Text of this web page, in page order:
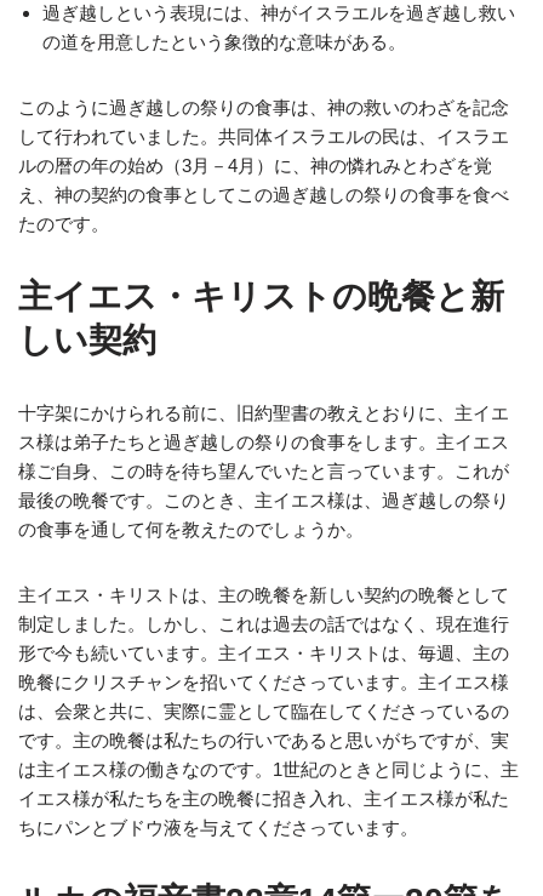
過ぎ越しという表現には、神がイスラエルを過ぎ越し救い
の道を用意したという象徴的な意味がある。
このように過ぎ越しの祭りの食事は、神の救いのわざを記念
して行われていました。共同体イスラエルの民は、イスラエ
ルの暦の年の始め（3月－4月）に、神の憐れみとわざを覚
え、神の契約の食事としてこの過ぎ越しの祭りの食事を食べ
たのです。
主イエス・キリストの晩餐と新
しい契約
十字架にかけられる前に、旧約聖書の教えとおりに、主イエ
ス様は弟子たちと過ぎ越しの祭りの食事をします。主イエス
様ご自身、この時を待ち望んでいたと言っています。これが
最後の晩餐です。このとき、主イエス様は、過ぎ越しの祭り
の食事を通して何を教えたのでしょうか。
主イエス・キリストは、主の晩餐を新しい契約の晩餐として
制定しました。しかし、これは過去の話ではなく、現在進行
形で今も続いています。主イエス・キリストは、毎週、主の
晩餐にクリスチャンを招いてくださっています。主イエス様
は、会衆と共に、実際に霊として臨在してくださっているの
です。主の晩餐は私たちの行いであると思いがちですが、実
は主イエス様の働きなのです。1世紀のときと同じように、主
イエス様が私たちを主の晩餐に招き入れ、主イエス様が私た
ちにパンとブドウ液を与えてくださっています。